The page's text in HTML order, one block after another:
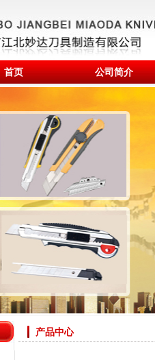
首页 公司简介
产品中心